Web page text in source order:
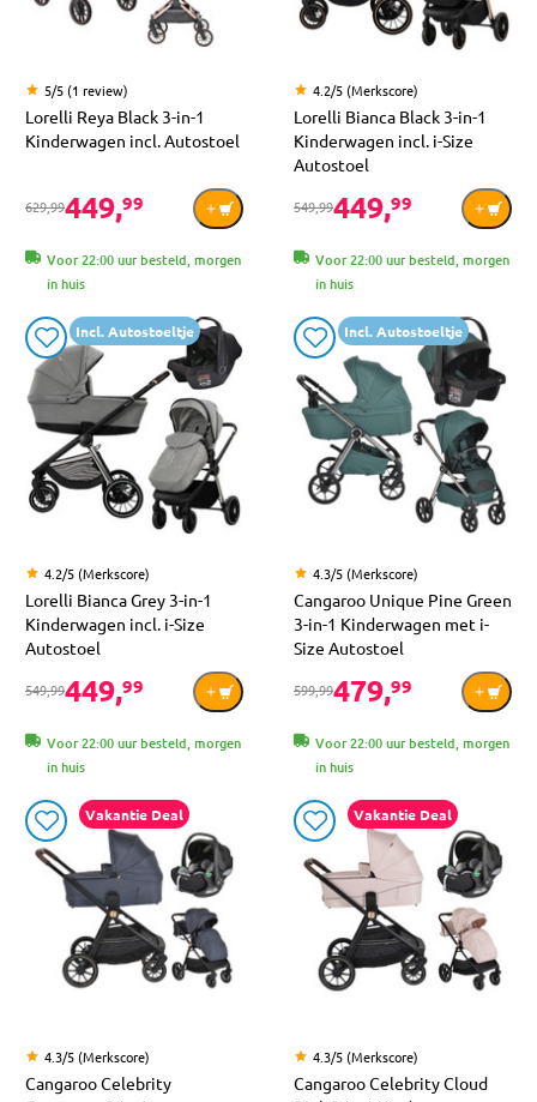
5/5 (1 review)
Lorelli Reya Black 3-in-1
Kinderwagen incl. Autostoel
629,99449,99
Voor 22:00 uur besteld, morgen
in huis
4.2/5 (Merkscore)
Lorelli Bianca Black 3-in-1
Kinderwagen incl. i-Size
Autostoel
549,99449,99
Voor 22:00 uur besteld, morgen
in huis
Incl. Autostoeltje
4.2/5 (Merkscore)
Lorelli Bianca Grey 3-in-1
Kinderwagen incl. i-Size
Autostoel
549,99449,99
Voor 22:00 uur besteld, morgen
in huis
Incl. Autostoeltje
4.3/5 (Merkscore)
Cangaroo Unique Pine Green
3-in-1 Kinderwagen met i-
Size Autostoel
599,99479,99
Voor 22:00 uur besteld, morgen
in huis
Vakantie Deal
4.3/5 (Merkscore)
Cangaroo Celebrity
Vakantie Deal
4.3/5 (Merkscore)
Cangaroo Celebrity Cloud